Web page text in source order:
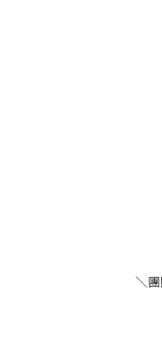
＼